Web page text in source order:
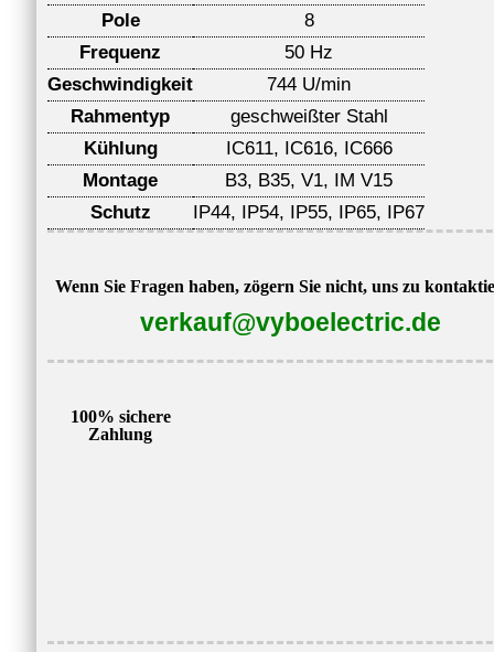
Pole
8
Frequenz
50 Hz
Geschwindigkeit
744 U/min
Rahmentyp
geschweißter Stahl
Kühlung
IC611, IC616, IC666
Montage
B3, B35, V1, IM V15
Schutz
IP44, IP54, IP55, IP65, IP67
Wenn Sie Fragen haben, zögern Sie nicht, uns zu
verkauf@vyboelectric.de
100% sichere
Zahlung